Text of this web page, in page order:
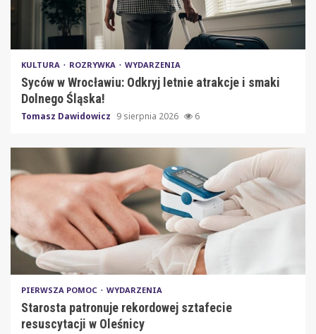
KULTURA ROZRYWKA WYDARZENIA
Syców w Wrocławiu: Odkryj letnie atrakcje i smaki
Dolnego Śląska!
Tomasz Dawidowicz 9 sierpnia 2026 6
PIERWSZA POMOC WYDARZENIA
Starosta patronuje rekordowej sztafecie
resuscytacji w Oleśnicy